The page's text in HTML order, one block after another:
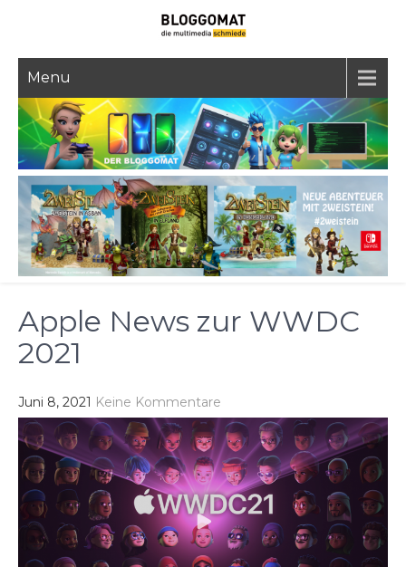
Menu
Apple News zur WWDC
2021
Juni 8, 2021 Keine Kommentare